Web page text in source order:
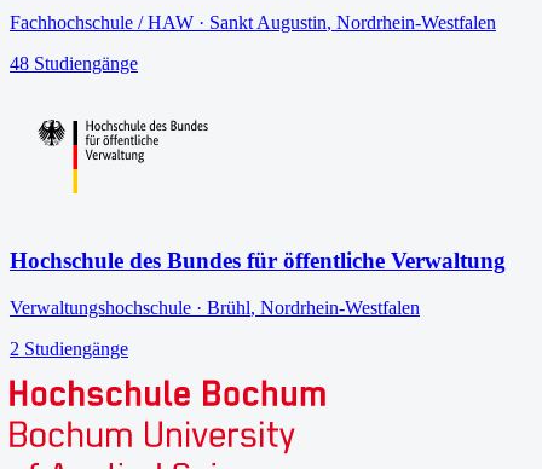
Fachhochschule / HAW · Sankt Augustin, Nordrhein-Westfalen
48 Studiengänge
Hochschule des Bundes für öffentliche Verwaltung
Verwaltungshochschule · Brühl, Nordrhein-Westfalen
2 Studiengänge